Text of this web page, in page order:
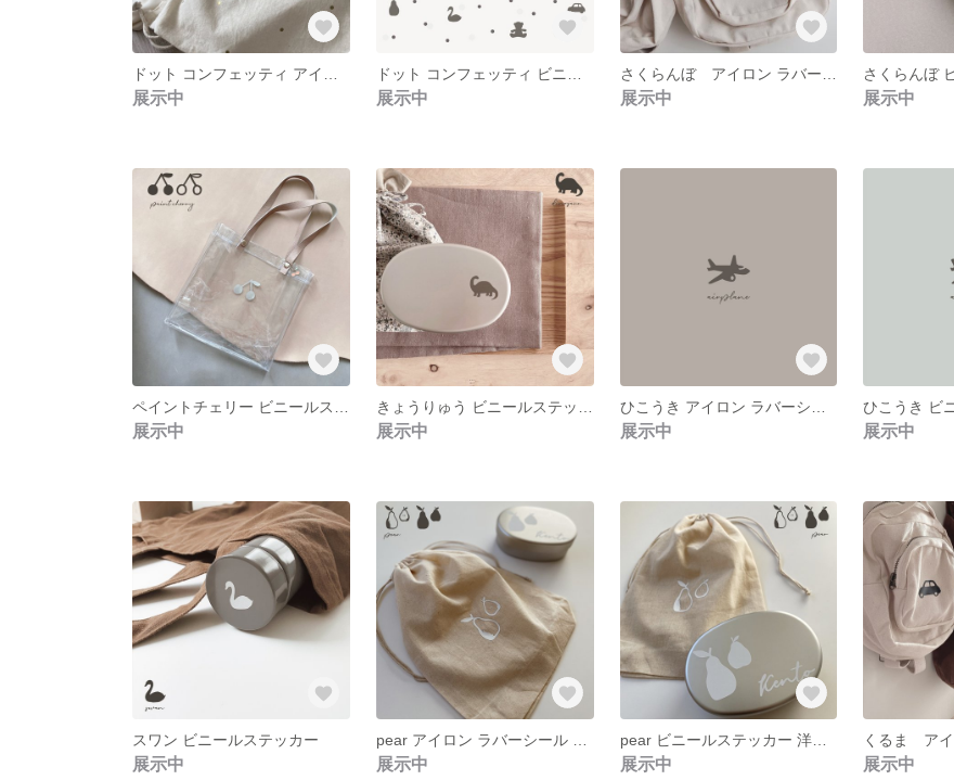
展示中 展示中 展示中
さくらんぼ
展示中
展示中 展示中 展示中
ひこうき ビ
展示中
スワン ビニールステッカー
展示中 展示中
pear ビニールステッカー 洋ナシ
展示中
くるま アイ
展示中